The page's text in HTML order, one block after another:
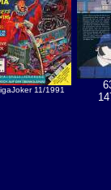
11/1991